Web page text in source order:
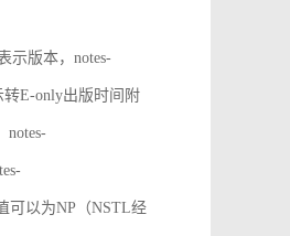
示版本，notes-
转E-only出版时间附
notes-
可以为NP（NSTL经